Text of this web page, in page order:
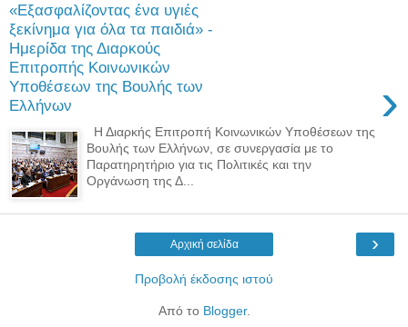
«Εξασφαλίζοντας ένα υγιές
ξεκίνημα για όλα τα παιδιά» -
Ημερίδα της Διαρκούς
Επιτροπής Κοινωνικών
Υποθέσεων της Βουλής των
Ελλήνων
›
Η Διαρκής Επιτροπή Κοινωνικών Υποθέσεων της
Βουλής των Ελλήνων, σε συνεργασία με το
Παρατηρητήριο για τις Πολιτικές και την
Οργάνωση της Δ...
›
Αρχική σελίδα
Προβολή έκδοσης ιστού
Από το Blogger.